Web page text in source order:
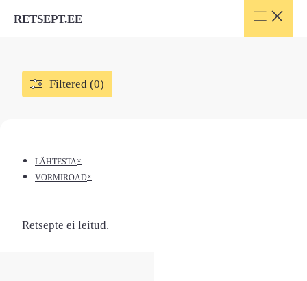
RETSEPT.EE
Filtered (0)
LÄHTESTA×
VORMIROAD×
Retsepte ei leitud.